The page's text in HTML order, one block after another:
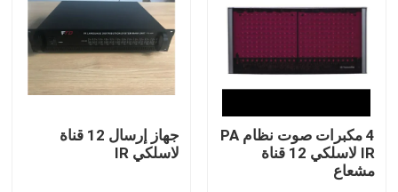
بيت
منتجات
أشرطة فيديو
معلومات عنا
4 مكبرات صوت نظام PA
IR لاسلكي 12 قناة
مشعاع
جهاز إرسال 12 قناة
لاسلكي IR